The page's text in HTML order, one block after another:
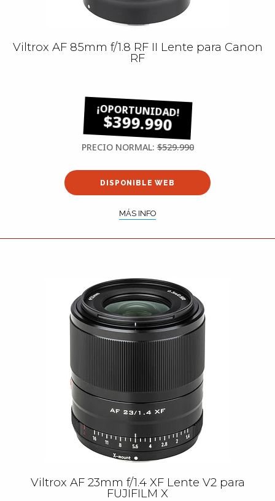
Viltrox AF 85mm f/1.8 RF II Lente para Canon
RF
$399.990
PRECIO NORMAL:$529.990
DISPONIBLE WEB
MÁS INFO
Viltrox AF 23mm f/1.4 XF Lente V2 para
FUJIFILM X